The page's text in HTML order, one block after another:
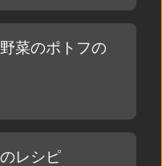
菜のポトフの
レシピ